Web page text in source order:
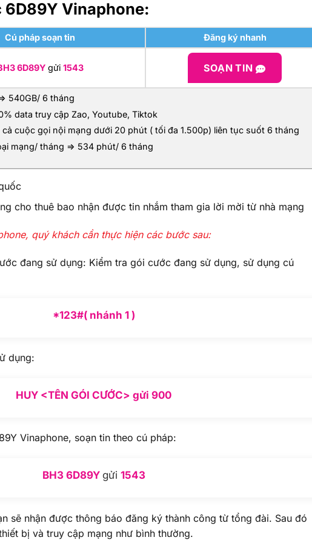
6D89Y Vinaphone:
Cú pháp soạn tin Đăng ký nhanh
6D89Y gửi 1543 SOẠN TIN
540GB/ 6 tháng
data truy cập Zao, Youtube, Tiktok
cả cuộc gọi nội mạng dưới 20 phút ( tối đa 1.500p) liên tục suốt 6 tháng
mạng/ tháng => 534 phút/ 6 tháng
cho thuê bao nhận được tin nhắm tham gia lời mời từ nhà mạng
quý khách cần thực hiện các bước sau:
đang sử dụng: Kiểm tra gói cước đang sử dụng, sử dụng cú
*123#( nhánh 1 )
dụng:
HUY <TÊN GÓI CƯỚC> gửi 900
Vinaphone, soạn tin theo cú pháp:
BH3 6D89Y gửi 1543
sẽ nhận được thông báo đăng ký thành công từ tổng đài. Sau đó
bị và truy cập mạng như bình thường.